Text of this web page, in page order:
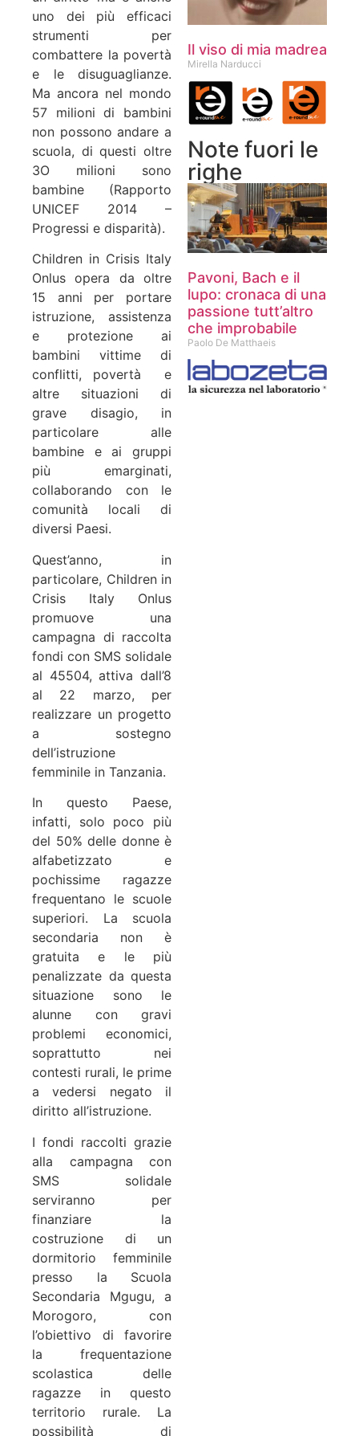
uno dei più efficaci
strumenti per
combattere la povertà
e le disuguaglianze.
Ma ancora nel mondo
57 milioni di bambini
non possono andare a
scuola, di questi oltre
3O milioni sono
bambine (Rapporto
UNICEF 2014 –
Progressi e disparità).
Children in Crisis Italy
Onlus opera da oltre
15 anni per portare
istruzione, assistenza
e protezione ai
bambini vittime di
conflitti, povertà e
altre situazioni di
grave disagio, in
particolare alle
bambine e ai gruppi
più emarginati,
collaborando con le
comunità locali di
diversi Paesi.
Quest’anno, in
particolare, Children in
Crisis Italy Onlus
promuove una
campagna di raccolta
fondi con SMS solidale
al 45504, attiva dall’8
al 22 marzo, per
realizzare un progetto
a sostegno
dell’istruzione
femminile in Tanzania.
In questo Paese,
infatti, solo poco più
del 50% delle donne è
alfabetizzato e
pochissime ragazze
frequentano le scuole
superiori. La scuola
secondaria non è
gratuita e le più
penalizzate da questa
situazione sono le
alunne con gravi
problemi economici,
soprattutto nei
contesti rurali, le prime
a vedersi negato il
diritto all’istruzione.
I fondi raccolti grazie
alla campagna con
SMS solidale
serviranno per
finanziare la
costruzione di un
dormitorio femminile
presso la Scuola
Secondaria Mgugu, a
Morogoro, con
l’obiettivo di favorire
la frequentazione
scolastica delle
ragazze in questo
territorio rurale. La
possibilità di
Il viso di mia madrea
Mirella Narducci
Note fuori le
righe
Pavoni, Bach e il
lupo: cronaca di una
passione tutt’altro
che improbabile
Paolo De Matthaeis